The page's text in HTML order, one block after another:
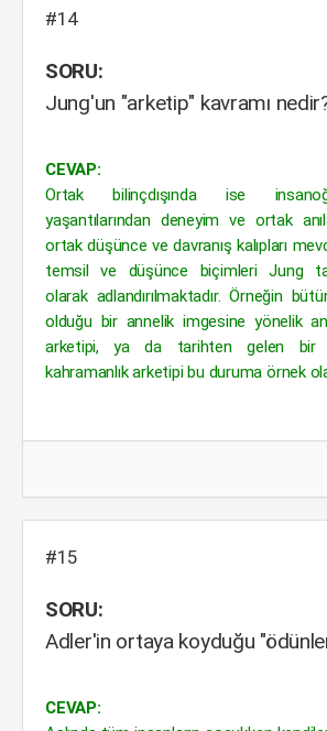
#14
SORU:
Jung'un "arketip" kavramı
CEVAP:
Ortak bilinçdışında ise
yaşantılarından deneyim ve ortak
ortak düşünce ve davranış kalıpları
temsil ve düşünce biçimleri Jung
olarak adlandırılmaktadır. Örneğin
olduğu bir annelik imgesine yönelik
arketipi, ya da tarihten gelen bir
kahramanlık arketipi bu duruma örnek
#15
SORU:
Adler'in ortaya koyduğu
CEVAP: